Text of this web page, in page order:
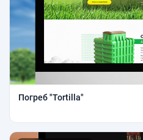
Погреб "Tortilla"